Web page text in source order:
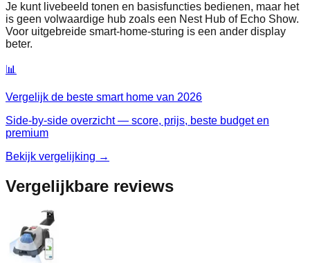
Je kunt livebeeld tonen en basisfuncties bedienen, maar het
is geen volwaardige hub zoals een Nest Hub of Echo Show.
Voor uitgebreide smart‑home‑sturing is een ander display
beter.
📊
Vergelijk de beste smart home van 2026
Side-by-side overzicht — score, prijs, beste budget en
premium
Bekijk vergelijking →
Vergelijkbare reviews